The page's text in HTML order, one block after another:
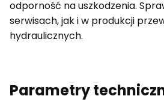
odporność na uszkodzenia.
serwisach, jak i w produkcji
hydraulicznych.
Parametry